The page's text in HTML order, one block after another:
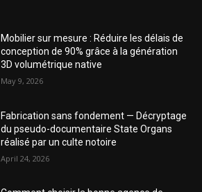
Mobilier sur mesure : Réduire les délais de
conception de 90% grâce à la génération
3D volumétrique native
May 9, 2026
Fabrication sans fondement — Décryptage
du pseudo-documentaire State Organs
réalisé par un culte notoire
April 24, 2026